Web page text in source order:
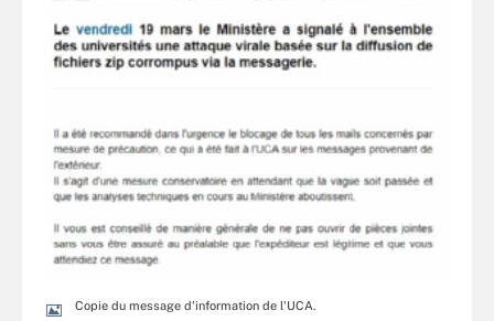
Copie du message d'information de l'UCA.